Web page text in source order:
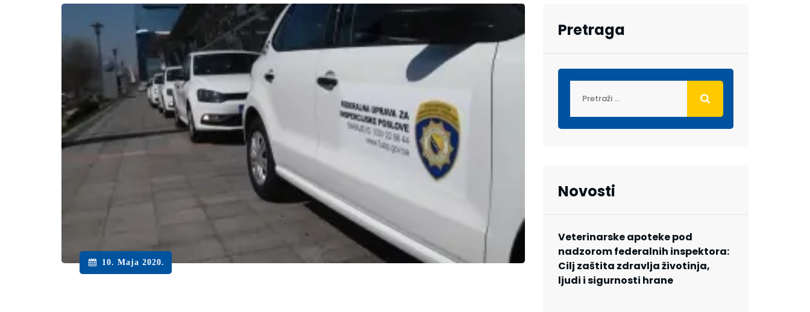
10. Maja 2020.
Pretraga
Novosti
Veterinarske apoteke pod
nadzorom federalnih inspektora:
Cilj zaštita zdravlja životinja,
ljudi i sigurnosti hrane